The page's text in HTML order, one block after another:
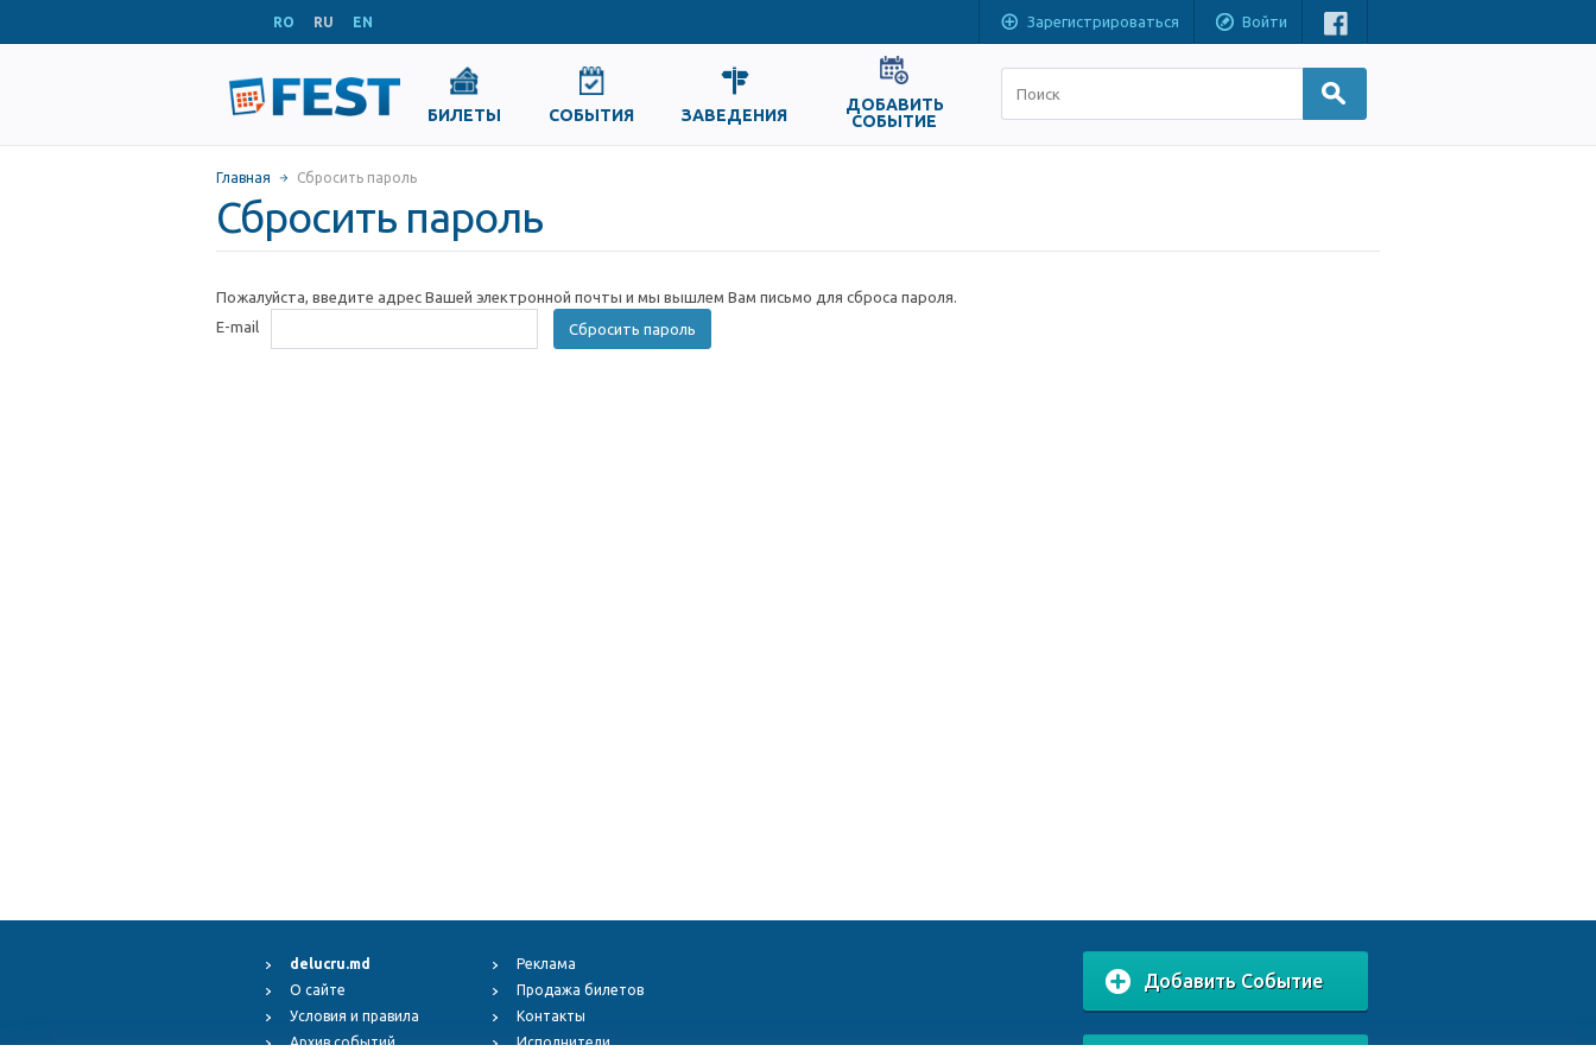
RO RU EN Зарегистрироваться Войти
БИЛЕТЫ СОБЫТИЯ ЗАВЕДЕНИЯ
ДОБАВИТЬ
СОБЫТИЕ
Главная Сбросить пароль
Сбросить пароль
Пожалуйста, введите адрес Вашей электронной почты и мы вышлем Вам письмо для сброса пароля.
E-mail
Сбросить пароль
delucru.md
О сайте
Условия и правила
Архив событий
Реклама
Продажа билетов
Контакты
Исполнители
Добавить Событие